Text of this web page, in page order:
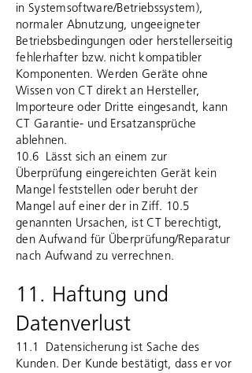
in Systemsoftware/Betriebssystem),
normaler Abnutzung, ungeeigneter
Betriebsbedingungen oder herstellerseitig
fehlerhafter bzw. nicht kompatibler
Komponenten. Werden Geräte ohne
Wissen von CT direkt an Hersteller,
Importeure oder Dritte eingesandt, kann
CT Garantie- und Ersatzansprüche
ablehnen.
10.6 Lässt sich an einem zur
Überprüfung eingereichten Gerät kein
Mangel feststellen oder beruht der
Mangel auf einer der in Ziff. 10.5
genannten Ursachen, ist CT berechtigt,
den Aufwand für Überprüfung/Reparatur
nach Aufwand zu verrechnen.
11. Haftung und
Datenverlust
11.1 Datensicherung ist Sache des
Kunden. Der Kunde bestätigt, dass er vor